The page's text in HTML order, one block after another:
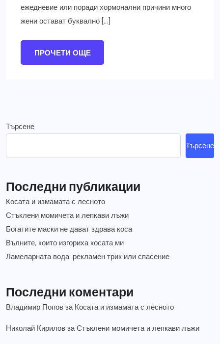
ежедневие или поради хормонални причини много
жени остават буквално […]
ПРОЧЕТИ ОЩЕ
Търсене
Търсене
Последни публикации
Косата и измамата с лесното
Стъклени момичета и лепкави лъжи
Богатите маски не дават здрава коса
Вълните, които изгориха косата ми
Ламеларната вода: рекламен трик или спасение
Последни коментари
Владимир Попов за Косата и измамата с лесното
Николай Кирилов заСтъклени момичета и лепкави лъжи